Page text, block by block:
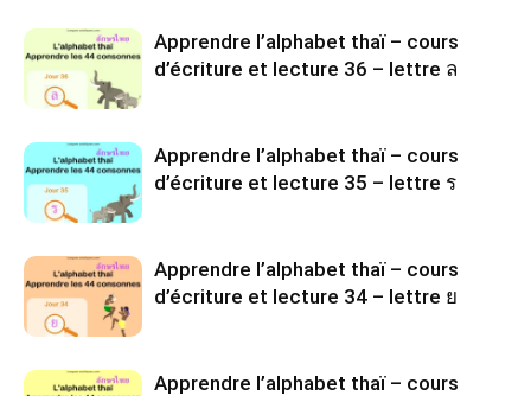
Apprendre l’alphabet thaï – cours
d’écriture et lecture 36 – lettre ล
Apprendre l’alphabet thaï – cours
d’écriture et lecture 35 – lettre ร
Apprendre l’alphabet thaï – cours
d’écriture et lecture 34 – lettre ย
Apprendre l’alphabet thaï – cours